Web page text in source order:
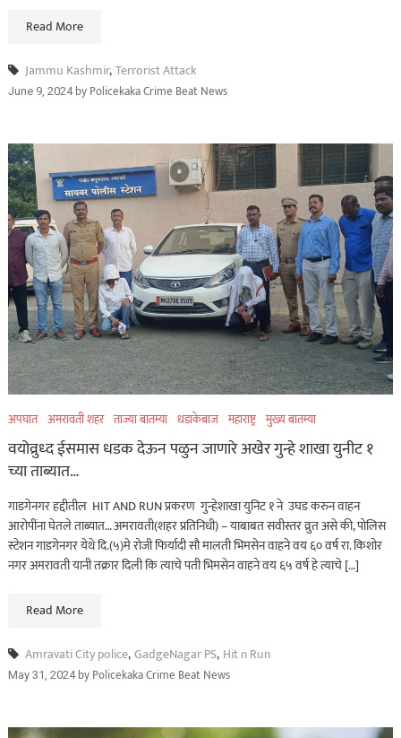
Read More
Jammu Kashmir,Terrorist Attack
June 9, 2024byPolicekaka Crime Beat News
अपघात अमरावती शहर ताज्या बातम्या धडाकेबाज महाराष्ट्र मुख्य बातम्या
वयोव्रुध्द ईसमास धडक देऊन पळुन जाणारे अखेर गुन्हे शाखा युनीट १
च्या ताब्यात…
गाडगेनगर हद्दीतील HIT AND RUN प्रकरण गुन्हेशाखा युनिट १ ने उघड करुन वाहन
आरोपींना घेतले ताब्यात… अमरावती(शहर प्रतिनिधी) – याबाबत सवीस्तर व्रुत असे की, पोलिस
स्टेशन गाडगेनगर येथे दि.(५)मे रोजी फिर्यादी सौ मालती भिमसेन वाहने वय ६० वर्ष रा. किशोर
नगर अमरावती यानी तक्रार दिली कि त्याचे पती भिमसेन वाहने वय ६५ वर्ष हे त्याचे […]
Read More
Amravati City police,GadgeNagar PS, Hit n Run
May 31, 2024byPolicekaka Crime Beat News